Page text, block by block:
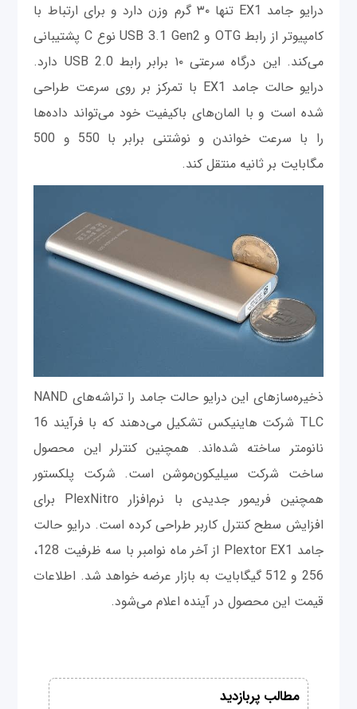
درایو جامد EX1 تنها ۳۰ گرم وزن دارد و برای ارتباط با
کامپیوتر از رابط OTG و USB 3.1 Gen2 نوع C پشتیبانی
می‌کند. این درگاه سرعتی ۱۰ برابر رابط USB 2.0 دارد.
درایو حالت جامد EX1 با تمرکز بر روی سرعت طراحی
شده است و با المان‌های باکیفیت خود می‌تواند داده‌ها
را با سرعت خواندن و نوشتنی برابر با 550 و 500
مگابایت بر ثانیه منتقل کند.
ذخیره‌سازهای این درایو حالت جامد را تراشه‌های NAND
TLC شرکت هاینیکس تشکیل می‌دهند که با فرآیند 16
نانومتر ساخته شده‌‌اند. همچنین کنترلر این محصول
ساخت شرکت سیلیکون‌موشن است. شرکت پلکستور
همچنین فریمور جدیدی با نرم‌افزار PlexNitro برای
افزایش سطح کنترل کاربر طراحی کرده است. درایو حالت
جامد Plextor EX1 از آخر ماه نوامبر با سه ظرفیت 128،
256 و 512 گیگابایت به بازار عرضه خواهد شد. اطلاعات
قیمت این محصول در آینده اعلام می‌شود.
مطالب پربازدید